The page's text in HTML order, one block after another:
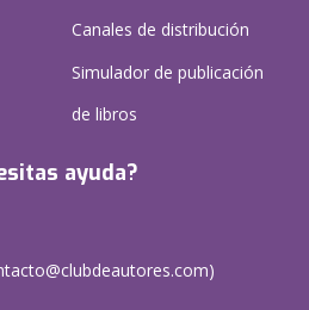
Canales de distribución
Simulador de publicación
de libros
ayuda?
)